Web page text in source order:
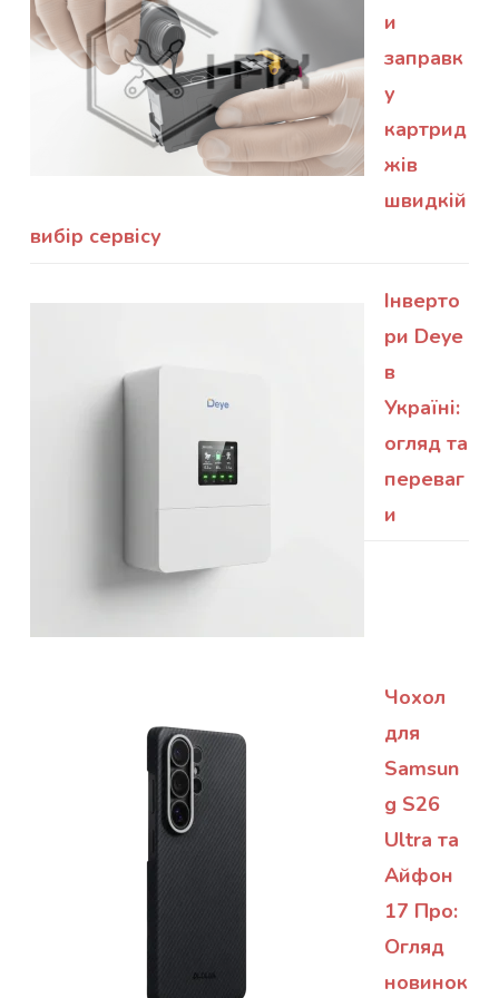
и
заправк
у
картрид
жів
швидкій
вибір сервісу
Інверто
ри Deye
в
Україні:
огляд та
переваг
и
Чохол
для
Samsun
g S26
Ultra та
Айфон
17 Про:
Огляд
новинок